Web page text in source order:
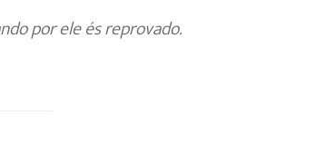
por ele és reprovado.